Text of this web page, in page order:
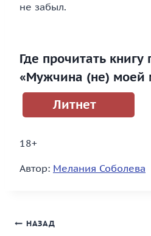
не забыл.
Где прочитать книгу
«Мужчина (не) моей
Литнет
18+
Автор: Мелания Соболева
Навигация
НАЗАД